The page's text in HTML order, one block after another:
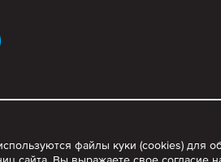
файлы куки (cookies) для